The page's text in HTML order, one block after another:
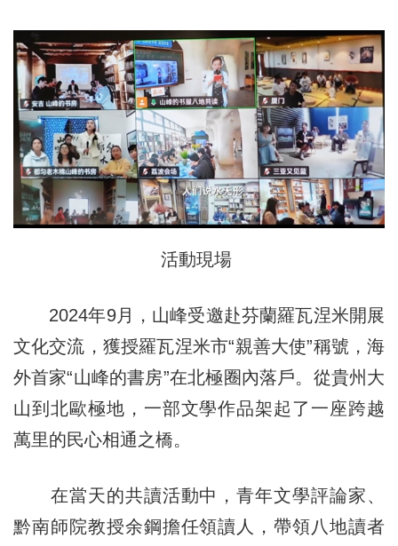
活動現場
2024年9月，山峰受邀赴芬蘭羅瓦涅米開展
文化交流，獲授羅瓦涅米市“親善大使”稱號，海
外首家“山峰的書房”在北極圈內落戶。從貴州大
山到北歐極地，一部文學作品架起了一座跨越
萬里的民心相通之橋。
在當天的共讀活動中，青年文學評論家、
黔南師院教授余鋼擔任領讀人，帶領八地讀者